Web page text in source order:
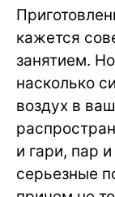
кажется
занятием.
насколько
воздух в
и гари, пар
серьезные